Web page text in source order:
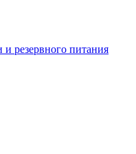
резервного питания